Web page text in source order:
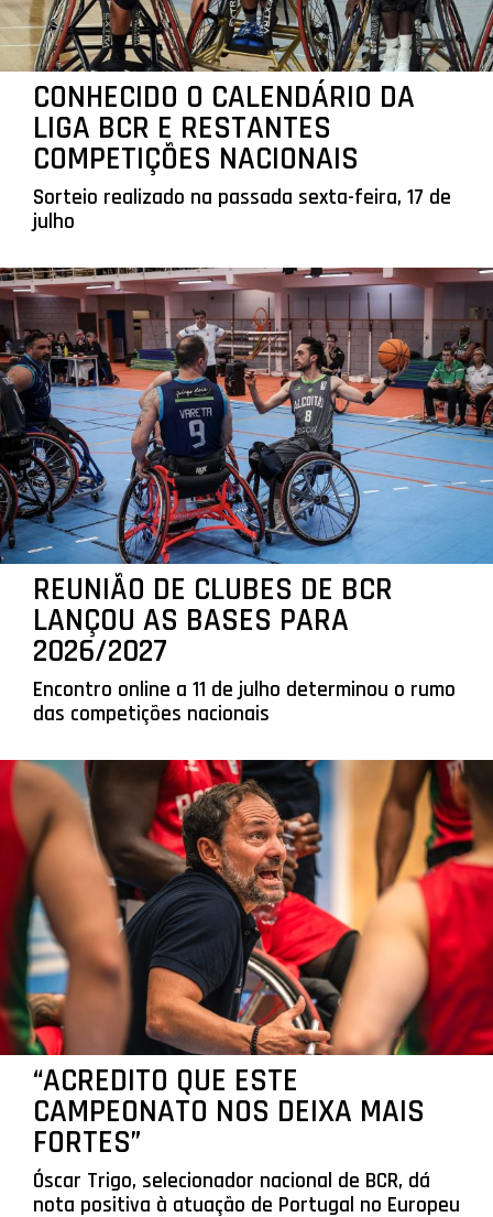
CONHECIDO O CALENDÁRIO DA
LIGA BCR E RESTANTES
COMPETIÇÕES NACIONAIS
Sorteio realizado na passada sexta-feira, 17 de
julho
REUNIÃO DE CLUBES DE BCR
LANÇOU AS BASES PARA
2026/2027
Encontro online a 11 de julho determinou o rumo
das competições nacionais
“ACREDITO QUE ESTE
CAMPEONATO NOS DEIXA MAIS
FORTES”
Óscar Trigo, selecionador nacional de BCR, dá
nota positiva à atuação de Portugal no Europeu